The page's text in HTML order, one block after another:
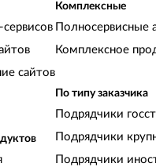
сервисов
сайтов
Комплексные
Полносервисные
Комплексное
По типу заказчика
Подрядчики
Подрядчики
Подрядчики